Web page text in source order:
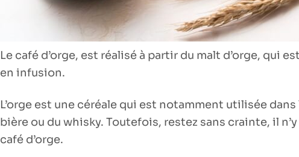
Le café d’orge, est réalisé à partir du malt d’orge, qui
en infusion.
L’orge est une céréale qui est notamment utilisée
bière ou du whisky. Toutefois, restez sans crainte, il
café d’orge.